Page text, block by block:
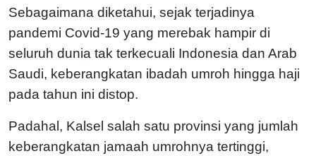
Sebagaimana diketahui, sejak terjadinya
pandemi Covid-19 yang merebak hampir di
seluruh dunia tak terkecuali Indonesia dan Arab
Saudi, keberangkatan ibadah umroh hingga haji
pada tahun ini distop.
Padahal, Kalsel salah satu provinsi yang jumlah
keberangkatan jamaah umrohnya tertinggi,